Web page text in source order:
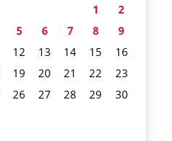
1
2
5 6 7 8
9
12 13 14 15
16
19 20 21 22
23
26 27 28 29
30